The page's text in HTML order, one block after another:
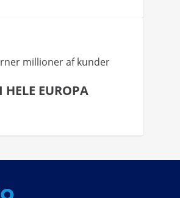
millioner af kunder
I HELE EUROPA